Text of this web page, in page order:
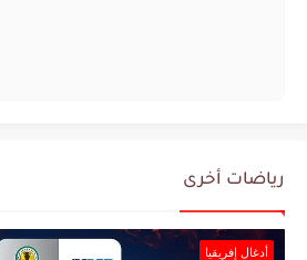
رياضات أخرى
أدغال إفريقيا